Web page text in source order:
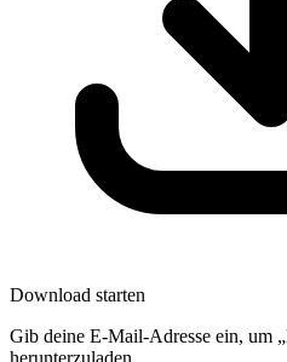
Download starten
Gib deine E-Mail-Adresse ein, um
herunterzuladen.